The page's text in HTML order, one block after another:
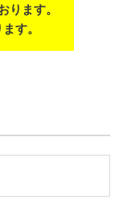
ります。
す。